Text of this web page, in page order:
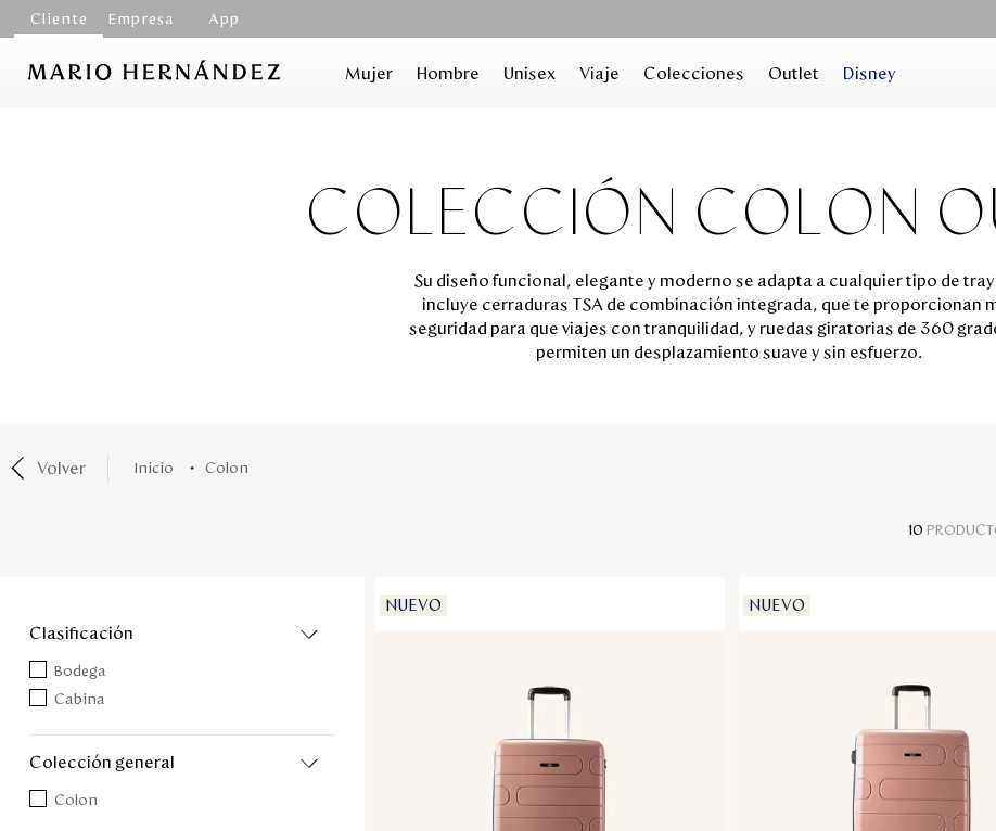
Cliente Empresa App
Mujer Hombre Unisex Viaje Colecciones Outlet Disney
COLECCIÓN COLON
Su diseño funcional, elegante y moderno se adapta a cualquier tipo de
incluye cerraduras TSA de combinación integrada, que te proporcionan
seguridad para que viajes con tranquilidad, y ruedas giratorias de 360
permiten un desplazamiento suave y sin esfuerzo.
Volver colon
10
clasificación
Bodega
Cabina
colección general
Colon
NUEVO NUEVO